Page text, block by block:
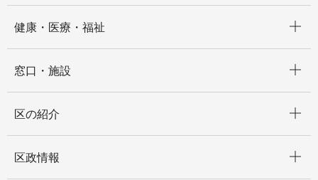
健康・医療・福祉
窓口・施設
区の紹介
区政情報